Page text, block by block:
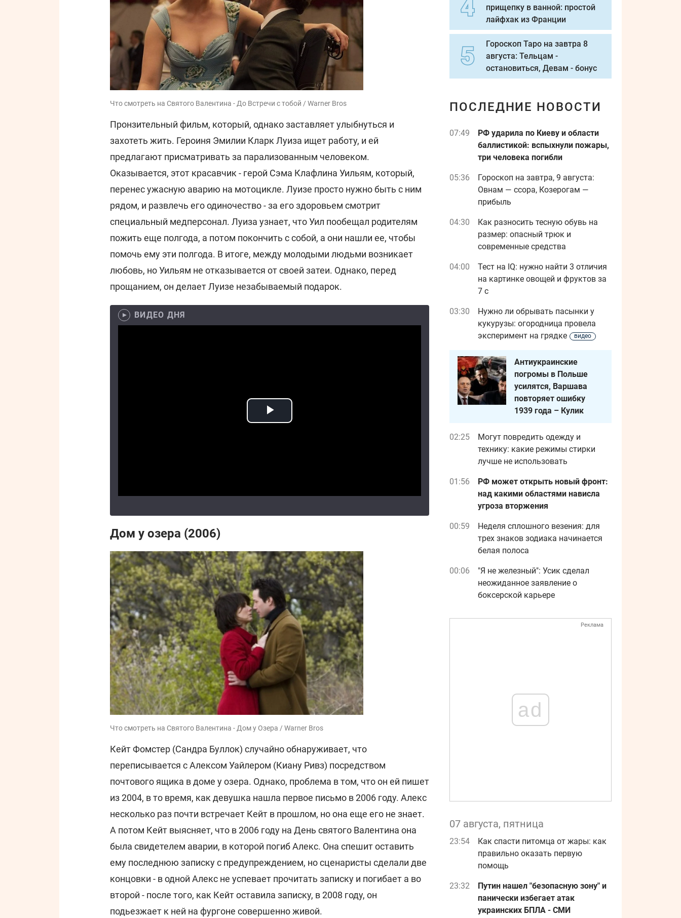
Что смотреть на Святого Валентина - До Встречи с тобой / Warner Bros
Пронзительный фильм, который, однако заставляет улыбнуться и
захотеть жить. Героиня Эмилии Кларк Луиза ищет работу, и ей
предлагают присматривать за парализованным человеком.
Оказывается, этот красавчик - герой Сэма Клафлина Уильям, который,
перенес ужасную аварию на мотоцикле. Луизе просто нужно быть с ним
рядом, и развлечь его одиночество - за его здоровьем смотрит
специальный медперсонал. Луиза узнает, что Уил пообещал родителям
пожить еще полгода, а потом покончить с собой, а они нашли ее, чтобы
помочь ему эти полгода. В итоге, между молодыми людьми возникает
любовь, но Уильям не отказывается от своей затеи. Однако, перед
прощанием, он делает Луизе незабываемый подарок.
ВИДЕО ДНЯ
Дом у озера (2006)
Что смотреть на Святого Валентина - Дом у Озера / Warner Bros
Кейт Фомстер (Сандра Буллок) случайно обнаруживает, что
переписывается с Алексом Уайлером (Киану Ривз) посредством
почтового ящика в доме у озера. Однако, проблема в том, что он ей пишет
из 2004, в то время, как девушка нашла первое письмо в 2006 году. Алекс
несколько раз почти встречает Кейт в прошлом, но она еще его не знает.
А потом Кейт выясняет, что в 2006 году на День святого Валентина она
была свидетелем аварии, в которой погиб Алекс. Она спешит оставить
ему последнюю записку с предупреждением, но сценаристы сделали две
концовки - в одной Алекс не успевает прочитать записку и погибает а во
второй - после того, как Кейт оставила записку, в 2008 году, он
подьезжает к ней на фургоне совершенно живой.
прищепку в ванной: простой
лайфхак из Франции
Гороскоп Таро на завтра 8
августа: Тельцам -
остановиться, Девам - бонус
ПОСЛЕДНИЕ НОВОСТИ
07:49
РФ ударила по Киеву и области
баллистикой: вспыхнули пожары,
три человека погибли
05:36
Гороскоп на завтра, 9 августа:
Овнам — ссора, Козерогам —
прибыль
04:30
Как разносить тесную обувь на
размер: опасный трюк и
современные средства
04:00
Тест на IQ: нужно найти 3 отличия
на картинке овощей и фруктов за
7 с
03:30
Нужно ли обрывать пасынки у
кукурузы: огородница провела
эксперимент на грядке
видео
Антиукраинские
погромы в Польше
усилятся, Варшава
повторяет ошибку
1939 года – Кулик
02:25
Могут повредить одежду и
технику: какие режимы стирки
лучше не использовать
01:56
РФ может открыть новый фронт:
над какими областями нависла
угроза вторжения
00:59
Неделя сплошного везения: для
трех знаков зодиака начинается
белая полоса
00:06
"Я не железный": Усик сделал
неожиданное заявление о
боксерской карьере
Реклама
ad
07 августа, пятница
23:54
Как спасти питомца от жары: как
правильно оказать первую
помощь
23:32
Путин нашел "безопасную зону" и
панически избегает атак
украинских БПЛА - СМИ